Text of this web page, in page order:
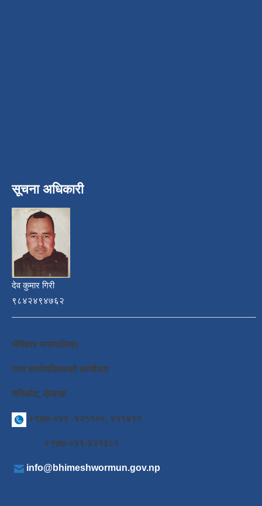
सूचना अधिकारी
देव कुमार गिरी
९८४२४९४७६२
भीमेश्वर नगरपालिका
नगर कार्यपालिकाको कार्यालय
चरिकोट, दोलखा
+९७७-०४९ -४२११००, ४२१४९१
+९७७-०४९-४२१३८१
info@bhimeshwormun.gov.np